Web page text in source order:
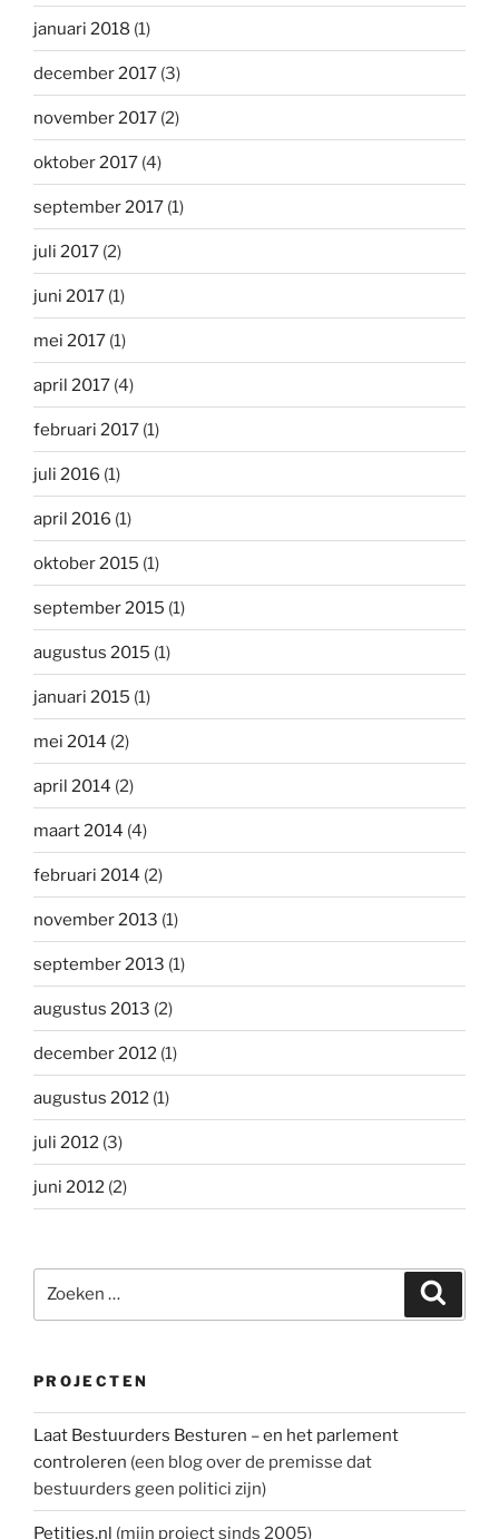
januari 2018 (1)
december 2017 (3)
november 2017 (2)
oktober 2017 (4)
september 2017 (1)
juli 2017 (2)
juni 2017 (1)
mei 2017 (1)
april 2017 (4)
februari 2017 (1)
juli 2016 (1)
april 2016 (1)
oktober 2015 (1)
september 2015 (1)
augustus 2015 (1)
januari 2015 (1)
mei 2014 (2)
april 2014 (2)
maart 2014 (4)
februari 2014 (2)
november 2013 (1)
september 2013 (1)
augustus 2013 (2)
december 2012 (1)
augustus 2012 (1)
juli 2012 (3)
juni 2012 (2)
naar:
PROJECTEN
Laat Bestuurders Besturen – en het parlement
controleren (een blog over de premisse dat
bestuurders geen politici zijn)
Petities.nl (mijn project sinds 2005)